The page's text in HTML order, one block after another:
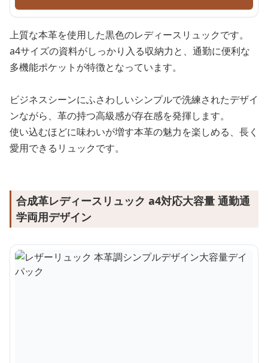
上質な本革を使用した黒色のレディースリュックです。
a4サイズの資料がしっかり入る収納力と、通勤に便利な
多機能ポケットが特徴となっています。
ビジネスシーンにふさわしいシンプルで洗練されたデザイ
ンながら、革の持つ高級感が存在感を発揮します。
使い込むほどに味わいが増す本革の魅力を楽しめる、長く
愛用できるリュックです。
合成革レディースリュック a4対応大容量 通勤通
学両用デザイン